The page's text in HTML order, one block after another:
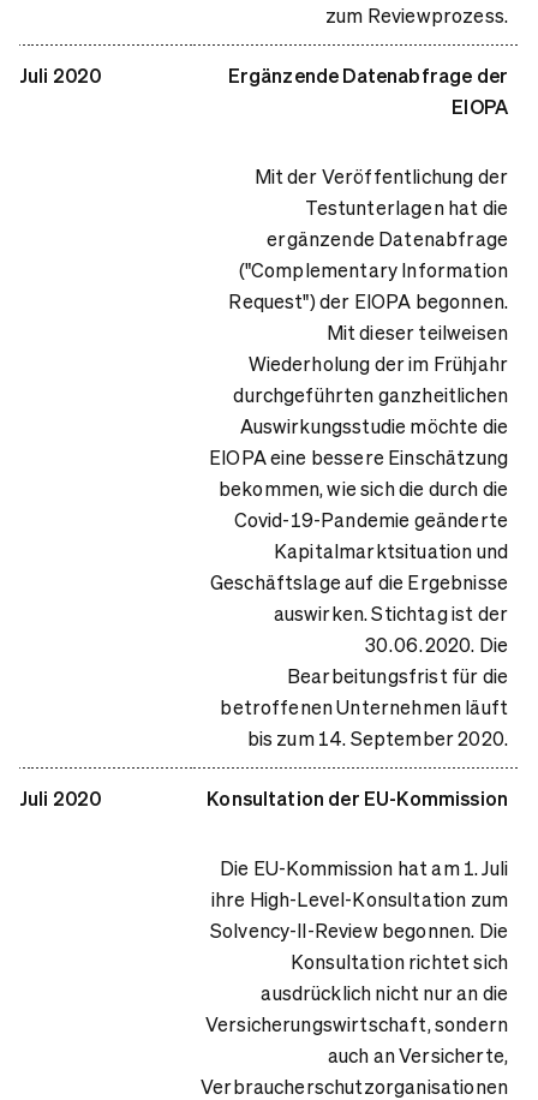
zum Reviewprozess.
Juli 2020
Ergänzende Datenabfrage der
EIOPA
Mit der Veröffentlichung der
Testunterlagen hat die
ergänzende Datenabfrage
("Complementary Information
Request") der EIOPA begonnen.
Mit dieser teilweisen
Wiederholung der im Frühjahr
durchgeführten ganzheitlichen
Auswirkungsstudie möchte die
EIOPA eine bessere Einschätzung
bekommen, wie sich die durch die
Covid-19-Pandemie geänderte
Kapitalmarktsituation und
Geschäftslage auf die Ergebnisse
auswirken. Stichtag ist der
30.06.2020. Die
Bearbeitungsfrist für die
betroffenen Unternehmen läuft
bis zum 14. September 2020.
Juli 2020 Konsultation der EU-Kommission
Die EU-Kommission hat am 1. Juli
ihre High-Level-Konsultation zum
Solvency-II-Review begonnen. Die
Konsultation richtet sich
ausdrücklich nicht nur an die
Versicherungswirtschaft, sondern
auch an Versicherte,
Verbraucherschutzorganisationen